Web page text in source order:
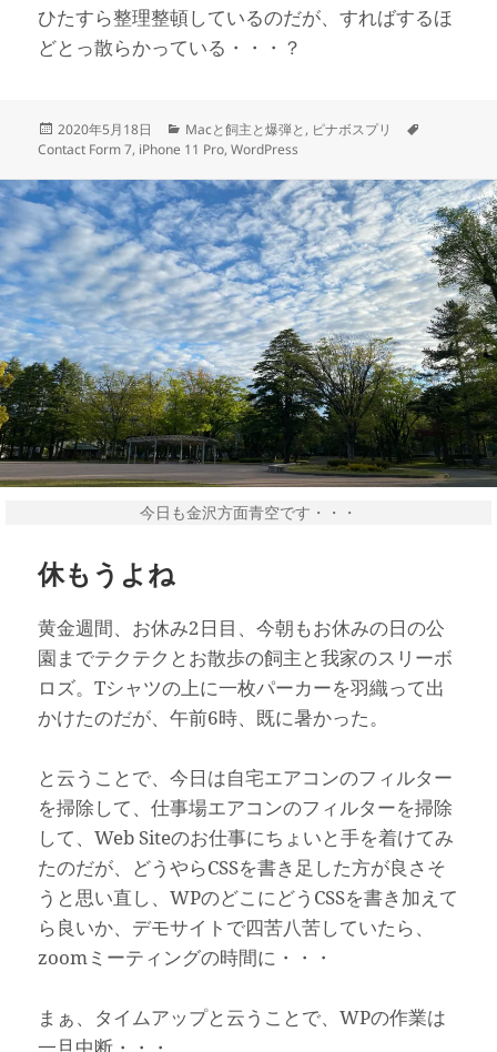
ひたすら整理整頓しているのだが、すればするほ
どとっ散らかっている・・・？
投
稿
2020年5月18日
カ
テ
リ
ー
Macと飼主と爆弾と , ピナボスプリ
Contact Form 7, iPhone 11 Pro,WordPress
今日も金沢方面青空です・・・
休もうよね
黄金週間、お休み2日目、今朝もお休みの日の公
園までテクテクとお散歩の飼主と我家のスリーボ
ロズ。Tシャツの上に一枚パーカーを羽織って出
かけたのだが、午前6時、既に暑かった。
と云うことで、今日は自宅エアコンのフィルター
を掃除して、仕事場エアコンのフィルターを掃除
して、Web Siteのお仕事にちょいと手を着けてみ
たのだが、どうやらCSSを書き足した方が良さそ
うと思い直し、WPのどこにどうCSSを書き加えて
ら良いか、デモサイトで四苦八苦していたら、
zoomミーティングの時間に・・・
まぁ、タイムアップと云うことで、WPの作業は